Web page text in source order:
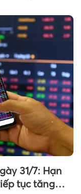
31/7: Hạn
tục tăng